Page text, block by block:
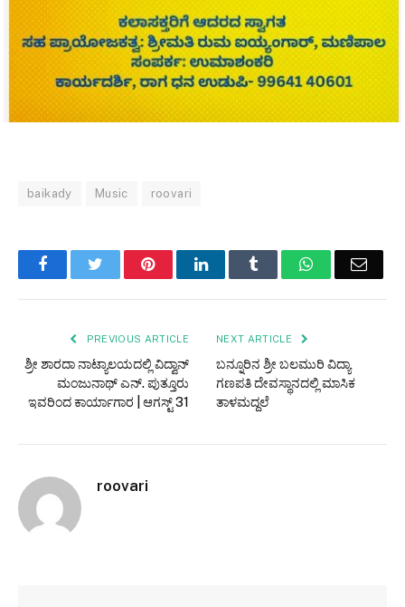
baikady Music roovari
FacebookTwitter PinterestLinkedInTumblr WhatsAppEmail
PREVIOUS ARTICLE
ಶ್ರೀ ಶಾರದಾ ನಾಟ್ಯಾಲಯದಲ್ಲಿ ವಿದ್ವಾನ್
ಮಂಜುನಾಥ್ ಎನ್. ಪುತ್ತೂರು
ಇವರಿಂದ ಕಾರ್ಯಾಗಾರ | ಆಗಸ್ಟ್ 31
NEXT ARTICLE
ಬನ್ನೂರಿನ ಶ್ರೀ ಬಲಮುರಿ ವಿದ್ಯಾ
ಗಣಪತಿ ದೇವಸ್ಥಾನದಲ್ಲಿ ಮಾಸಿಕ
ತಾಳಮದ್ದಲೆ
roovari